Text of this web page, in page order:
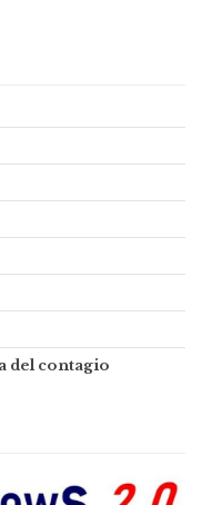
del contagio